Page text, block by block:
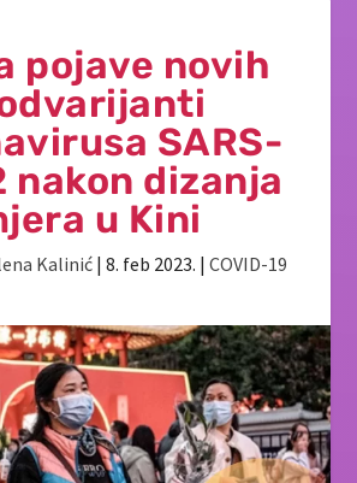
pojave novih
SARS-
nakon dizanja
u Kini
Kalinić | 8. feb 2023. | COVID-19